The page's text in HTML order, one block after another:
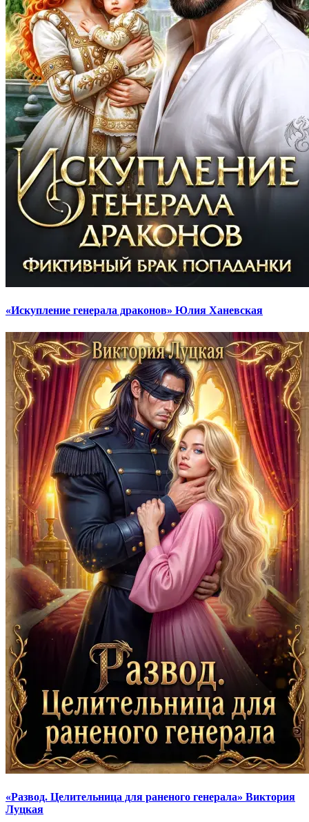
«Искупление генерала драконов» Юлия Ханевская
«Развод. Целительница для раненого генерала» Виктория
Луцкая